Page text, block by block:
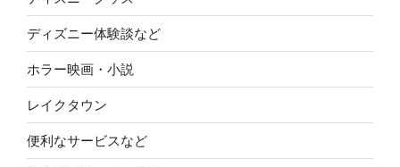
ディズニー体験談など
ホラー映画・小説
レイクタウン
便利なサービスなど